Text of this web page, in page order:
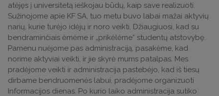
atėjęs į universitetą ieškojau būdų, kaip save realizuoti.
Sužinojome apie KF SA, tuo metu buvo labai mažai aktyvių
narių, kurie turėjo idėjų ir noro veikti. Džiaugiuosi, kad su
bendraminčiais ėmėme ir „prikėlėme“ studentų atstovybę.
Pamenu nuėjome pas administraciją, pasakėme, kad
norime aktyviai veikti, ir jie skyrė mums patalpas. Mes
pradėjome veikti ir administracija pastebėjo, kad iš tiesų
dirbame bendruomenės labui, pradėjome organizuoti
Informacijos dienas. Po kurio laiko administracija sutiko